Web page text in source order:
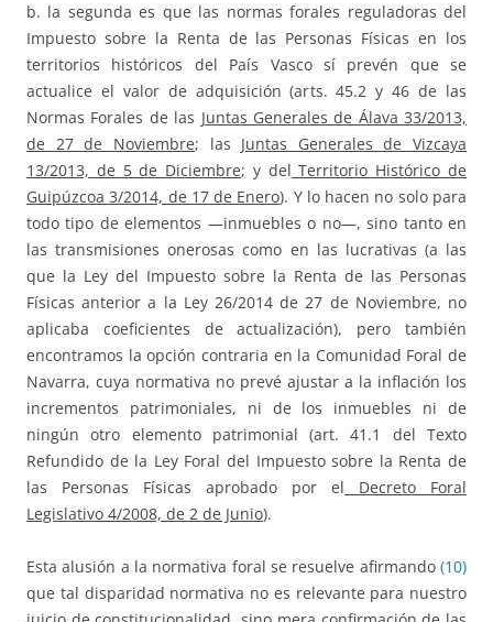
b. la segunda es que las normas forales reguladoras del
Impuesto sobre la Renta de las Personas Físicas en los
territorios históricos del País Vasco sí prevén que se
actualice el valor de adquisición (arts. 45.2 y 46 de las
Normas Forales de las Juntas Generales de Álava 33/2013,
de 27 de Noviembre; las Juntas Generales de Vizcaya
13/2013, de 5 de Diciembre; y del Territorio Histórico de
Guipúzcoa 3/2014, de 17 de Enero). Y lo hacen no solo para
todo tipo de elementos —inmuebles o no—, sino tanto en
las transmisiones onerosas como en las lucrativas (a las
que la Ley del Impuesto sobre la Renta de las Personas
Físicas anterior a la Ley 26/2014 de 27 de Noviembre, no
aplicaba coeficientes de actualización), pero también
encontramos la opción contraria en la Comunidad Foral de
Navarra, cuya normativa no prevé ajustar a la inflación los
incrementos patrimoniales, ni de los inmuebles ni de
ningún otro elemento patrimonial (art. 41.1 del Texto
Refundido de la Ley Foral del Impuesto sobre la Renta de
las Personas Físicas aprobado por el Decreto Foral
Legislativo 4/2008, de 2 de Junio).
Esta alusión a la normativa foral se resuelve afirmando (10)
que tal disparidad normativa no es relevante para nuestro